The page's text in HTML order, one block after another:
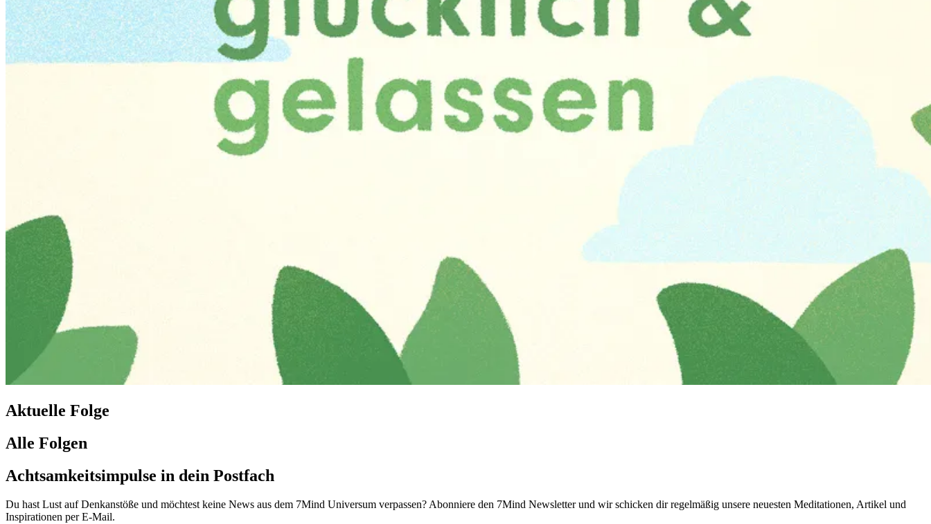
Aktuelle Folge
Alle Folgen
Achtsamkeitsimpulse in dein Postfach
Du hast Lust auf Denkanstöße und möchtest keine News aus dem 7Mind Universum verpassen? Abon­niere den 7Mind News­let­ter und wir schicken dir regelmäßig unsere neuesten Meditationen, Artikel und
Inspirationen per E-Mail.